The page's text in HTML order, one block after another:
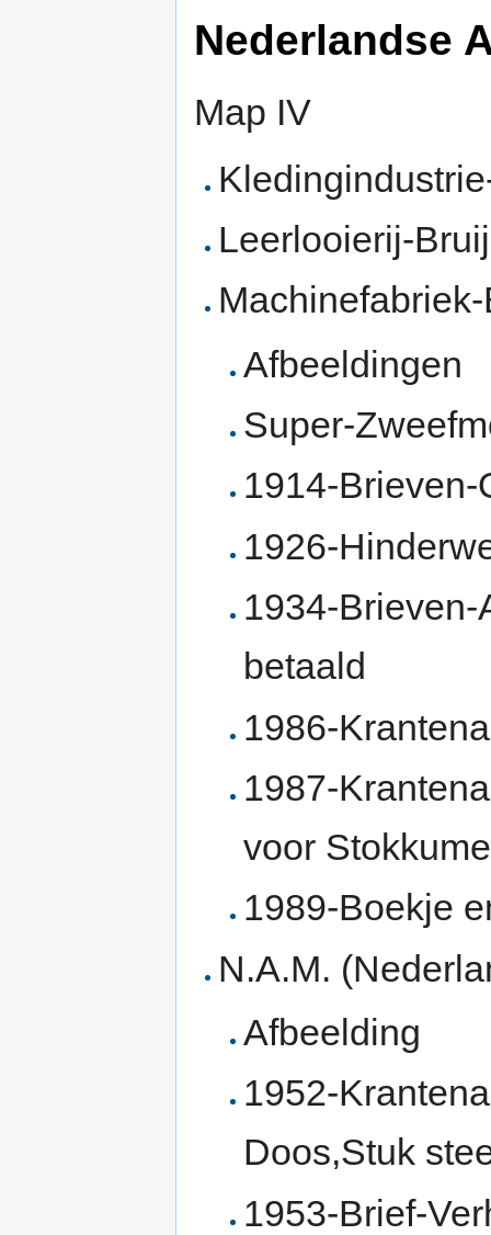
Nederlandse
Map IV
Leerlooierij-
Afbeeldingen
Super-
1914-Brieven-
1926-
1934-
betaald
1986-
1987-
voor
1989-Boekje
N.A.M.
Afbeelding
1952-
Doos,Stuk
1953-Brief-